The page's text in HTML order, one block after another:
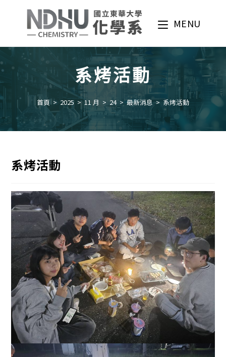
MENU
系烤活動
首頁 > 2025 > 11 月 > 24 > 最新消息 > 系烤活動
系烤活動